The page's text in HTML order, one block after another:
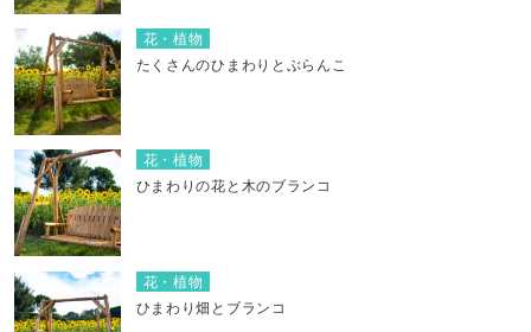
花・植物
たくさんのひまわりとぶらんこ
花・植物
ひまわりの花と木のブランコ
花・植物
ひまわり畑とブランコ